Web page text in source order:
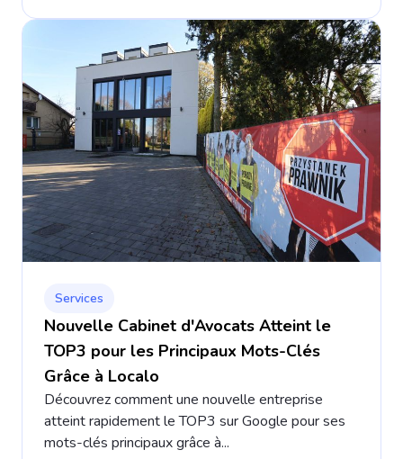
Services
Nouvelle Cabinet d'Avocats Atteint le
TOP3 pour les Principaux Mots-Clés
Grâce à Localo
Découvrez comment une nouvelle entreprise
atteint rapidement le TOP3 sur Google pour ses
mots-clés principaux grâce à...